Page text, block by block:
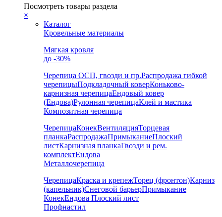
Посмотреть товары раздела
×
Каталог
Кровельные материалы
Мягкая кровля
до -30%
Черепица ОСП, гвозди и пр.Распродажа гибкой
черепицыПодкладочный коверКоньково-
карнизная черепицаЕндовый ковер
(Ендова)Рулонная черепицаКлей и мастика
Композитная черепица
ЧерепицаКонекВентиляцияТорцевая
планкаРаспродажаПримыканиеПлоский
листКарнизная планкаГвозди и рем.
комплектЕндова
Металлочерепица
ЧерепицаКраска и крепежТорец (фронтон)Карниз
(капельник)Снеговой барьерПримыкание
КонекЕндова Плоский лист
Профнастил